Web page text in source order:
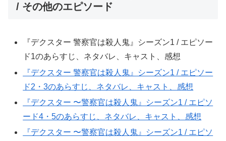
/ その他のエピソード
『デクスター 警察官は殺人鬼』シーズン1 / エピソー
ド1のあらすじ、ネタバレ、キャスト、感想
『デクスター 警察官は殺人鬼』シーズン1 / エピソー
ド2・3のあらすじ、ネタバレ、キャスト、感想
『デクスター 〜警察官は殺人鬼』シーズン1 / エピソ
ード4・5のあらすじ、ネタバレ、キャスト、感想
『デクスター 〜警察官は殺人鬼』シーズン1 / エピソ